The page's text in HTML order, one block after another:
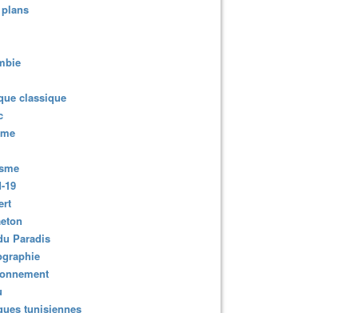
classique
19
Paradis
tunisiennes